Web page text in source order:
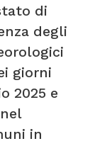
di
degli
giorni
2025 e
in